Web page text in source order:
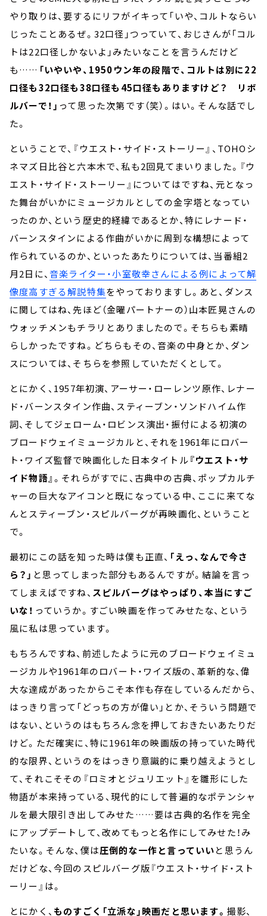
やり取りは、要するにリフがイキって「いや、コルトならい
じったことあるぜ。32口径」つっていて、おじさんが「コル
トは22口径しかないよ」みたいなことを言うんだけど
も…… 「いやいや、1950ウン年の段階で、コルトは別に22
口径も32口径も38口径も45口径もありますけど？ リボ
ルバーで！」 って思った次第です（笑）。はい。そんな話でし
た。
ということで、『ウエスト・サイド・ストーリー』、TOHOシ
ネマズ日比谷と六本木で、私も2回見てまいりました。『ウ
エスト・サイド・ストーリー』についてはですね、元となっ
た舞台がいかにミュージカルとしての金字塔となってい
ったのか、という歴史的経緯であるとか、特にレナード・
バーンスタインによる作曲がいかに周到な構想によって
作られているのか、といったあたりについては、当番組2
月2日に、音楽ライター・小室敬幸さんによる例によって解
像度高すぎる解説特集をやっておりますし。あと、ダンス
に関してはね、先ほど（金曜パートナーの）山本匠晃さんの
ウォッチメンもチラリとありましたので。そちらも素晴
らしかったですね。どちらもその、音楽の中身とか、ダン
スについては、そちらを参照していただくとして。
とにかく、1957年初演、アーサー・ローレンツ原作、レナー
ド・バーンスタイン作曲、スティーブン・ソンドハイム作
詞、そしてジェローム・ロビンス演出・振付による初演の
ブロードウェイミュージカルと、それを1961年にロバー
ト・ワイズ監督で映画化した日本タイトル 『ウエスト・サ
イド物語』。それらがすでに、古典中の古典、ポップカルチ
ャーの巨大なアイコンと既になっている中、ここに来てな
んとスティーブン・スピルバーグが再映画化、ということ
で。
最初にこの話を知った時は僕も正直、 「えっ、なんで今さ
ら？」 と思ってしまった部分もあるんですが。結論を言っ
てしまえばですね、 スピルバーグはやっぱり、本当にすご
いな！ っていうか。すごい映画を作ってみせたな、という
風に私は思っています。
もちろんですね、前述したように元のブロードウェイミュ
ージカルや1961年のロバート・ワイズ版の、革新的な、偉
大な達成があったからこそ本作も存在しているんだから、
はっきり言って「どっちの方が偉い」とか、そういう問題で
はない、というのはもちろん念を押しておきたいあたりだ
けど。ただ確実に、特に1961年の映画版の持っていた時代
的な限界、というのをはっきり意識的に乗り越えようとし
て、それこそその『ロミオとジュリエット』を雛形にした
物語が本来持っている、現代的にして普遍的なポテンシャ
ルを最大限引き出してみせた……要は古典的名作を完全
にアップデートして、改めてもっと名作にしてみせた！み
たいな。そんな、僕は圧倒的な一作と言っていいと思うん
だけどな、今回のスピルバーグ版『ウエスト・サイド・スト
ーリー』は。
とにかく、 ものすごく「立派な」映画だと思います。 撮影、